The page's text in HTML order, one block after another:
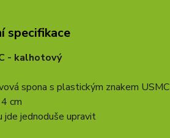
specifikace
- kalhotový
spona s plastickým znakem USMC
cm
jde jednoduše upravit